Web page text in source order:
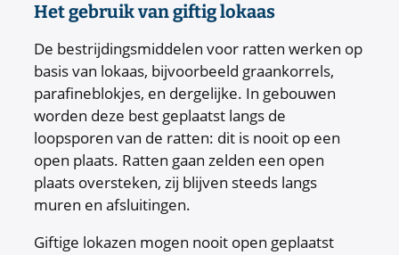
Het gebruik van giftig lokaas
De bestrijdingsmiddelen voor ratten werken op
basis van lokaas, bijvoorbeeld graankorrels,
parafineblokjes, en dergelijke. In gebouwen
worden deze best geplaatst langs de
loopsporen van de ratten: dit is nooit op een
open plaats. Ratten gaan zelden een open
plaats oversteken, zij blijven steeds langs
muren en afsluitingen.
Giftige lokazen mogen nooit open geplaatst